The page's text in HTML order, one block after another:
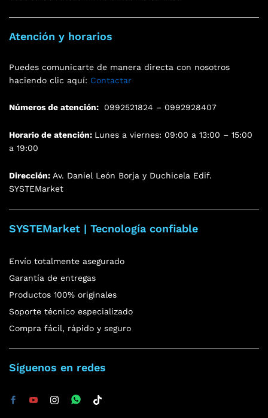
Atención y horarios
Puedes comunicarte de manera directa con nosotros
haciendo clic aquí: Contactar
Números de atención: 0992521824 – 0992928407
Horario de atención: Lunes a viernes: 09:00 a 13:00 – 15:00
a 19:00
Dirección: Av. Daniel León Borja y Duchicela Edif.
SYSTEMarket
SYSTEMarket | Tecnología confiable
Envío totalmente asegurado
Garantía de entregas
Productos 100% originales
Soporte técnico especializado
Compra fácil, rápido y seguro
Síguenos en redes